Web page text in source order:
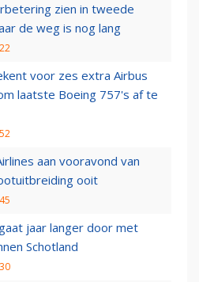
zien in tweede
de weg is nog lang
voor zes extra Airbus
laatste Boeing 757's af te
aan vooravond van
ooit
jaar langer door met
Schotland